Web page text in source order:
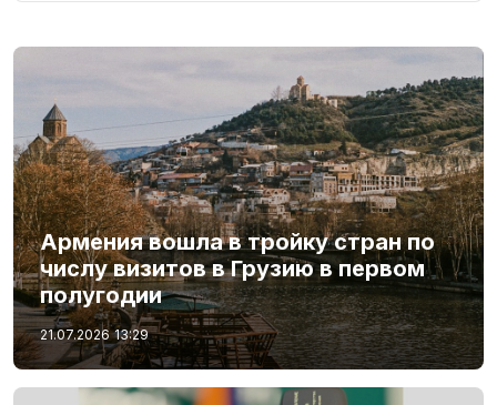
Армения вошла в тройку стран по
числу визитов в Грузию в первом
полугодии
21.07.2026 13:29